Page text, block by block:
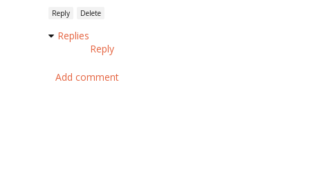
Reply Delete
Replies
Reply
Add comment